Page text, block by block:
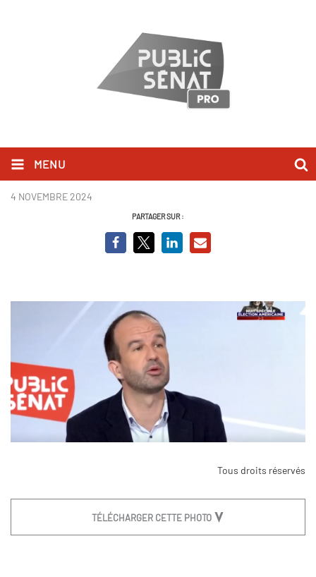
MENU
manuel bompard.png
4 NOVEMBRE 2024
PARTAGER SUR :
Tous droits réservés
TÉLÉCHARGER CETTE PHOTO